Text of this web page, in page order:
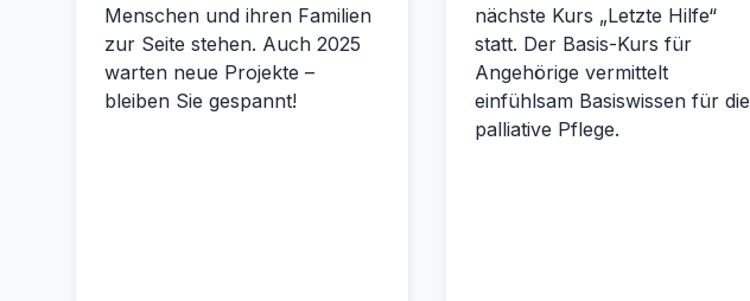
Menschen und ihren Familien
zur Seite stehen. Auch 2025
warten neue Projekte –
bleiben Sie gespannt!
nächste Kurs „Letzte Hilfe“
statt. Der Basis-Kurs für
Angehörige vermittelt
einfühlsam Basiswissen für die
palliative Pflege.